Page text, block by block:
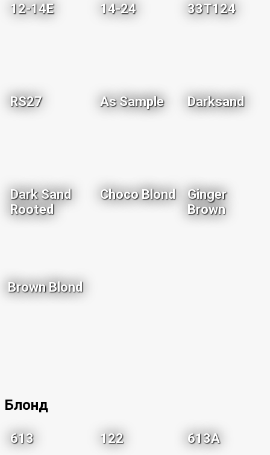
12-14E 14-24 33T124
RS27 As Sample Darksand
Dark Sand
Rooted
Choco Blond
Ginger
Brown
Brown Blond
Блонд
613 122 613A